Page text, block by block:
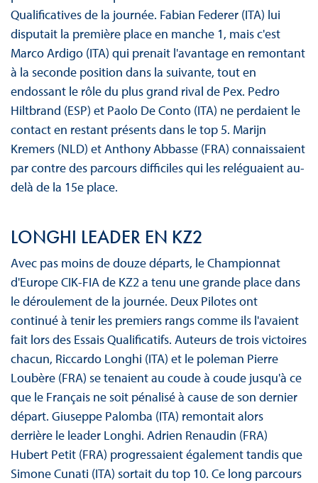
Qualificatives de la journée. Fabian Federer (ITA) lui
disputait la première place en manche 1, mais c'est
Marco Ardigo (ITA) qui prenait l'avantage en remontant
à la seconde position dans la suivante, tout en
endossant le rôle du plus grand rival de Pex. Pedro
Hiltbrand (ESP) et Paolo De Conto (ITA) ne perdaient le
contact en restant présents dans le top 5. Marijn
Kremers (NLD) et Anthony Abbasse (FRA) connaissaient
par contre des parcours difficiles qui les reléguaient au-
delà de la 15e place.
LONGHI LEADER EN KZ2
Avec pas moins de douze départs, le Championnat
d'Europe CIK-FIA de KZ2 a tenu une grande place dans
le déroulement de la journée. Deux Pilotes ont
continué à tenir les premiers rangs comme ils l'avaient
fait lors des Essais Qualificatifs. Auteurs de trois victoires
chacun, Riccardo Longhi (ITA) et le poleman Pierre
Loubère (FRA) se tenaient au coude à coude jusqu'à ce
que le Français ne soit pénalisé à cause de son dernier
départ. Giuseppe Palomba (ITA) remontait alors
derrière le leader Longhi. Adrien Renaudin (FRA)
Hubert Petit (FRA) progressaient également tandis que
Simone Cunati (ITA) sortait du top 10. Ce long parcours